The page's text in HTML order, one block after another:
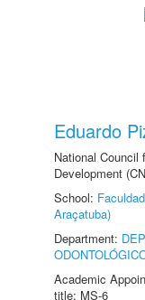
Eduardo
National Council
Development
School:
Araçatuba)
Department:
Academic
title: MS-6